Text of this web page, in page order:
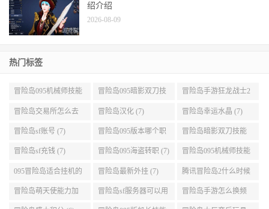
2026-08-09
展示 (9) 能加点 (9) 转 (9)
冒险岛交易所怎么去
(8)
冒险岛汉化 (7) 冒险岛幸运水晶 (7)
冒险岛sf账号 (7) 冒险岛095版本哪个职
业段数高些 (7)
冒险岛暗影双刀技能
加点095版本 (7)
冒险岛sf充钱 (7) 冒险岛095海盗转职 (7) 冒险岛095机械师技能
演示 (7)
095冒险岛适合挂机的
地图 (7)
冒险岛最新外挂 (7) 腾讯冒险岛2什么时候
公测 (7)
冒险岛萌天使能力加
点 (6)
冒险岛sf服务器可以用
自己电脑 (6)
冒险岛手游怎么换频
道 (6)
冒险岛盛大积分 (6) 冒险岛095版船长技能 冒险岛大巨变后玩具